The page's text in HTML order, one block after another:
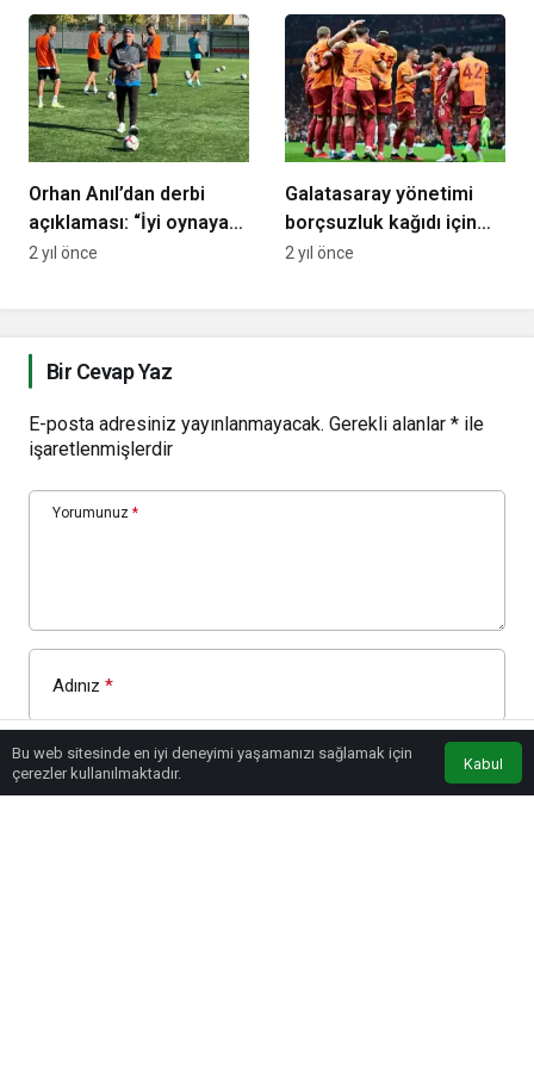
Orhan Anıl’dan derbi
açıklaması: “İyi oynayan
kazansın”
2 yıl önce
Galatasaray yönetimi
borçsuzluk kağıdı için
harekete geçti!
2 yıl önce
Bir Cevap Yaz
E-posta adresiniz yayınlanmayacak. Gerekli alanlar * ile
işaretlenmişlerdir
Yorumunuz *
Adınız *
E-Posta*
Bu web sitesinde en iyi deneyimi yaşamanızı sağlamak için
çerezler kullanılmaktadır.
Kabul